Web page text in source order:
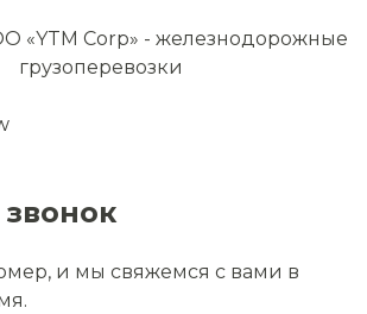
«YTM Corp» - железнодорожные
грузоперевозки
и мы свяжемся с вами в